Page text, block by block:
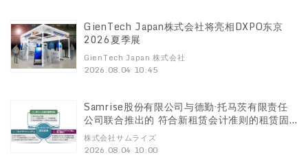
GienTech Japan株式会社将亮相DXPO东京
2026夏季展
GienTech Japan 株式会社
2026.08.04 10:45
Samrise股份有限公司与德勤·托马茨有限责任
公司联合推出的 符合新租赁会计准则的租赁固
定资产管理云系统 “Universal Business
Cloud 固定资产”正式发售
株式会社サムライズ
2026.08.04 10:00